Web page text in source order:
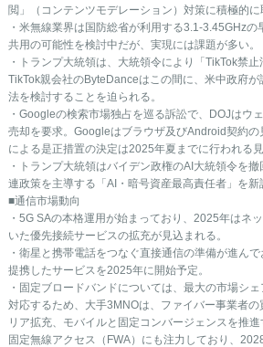
閲」（コンテンツモデレーション）対策に積極的に
・米無線業界は国防総省が利用する3.1-3.45GHz
共用の可能性を検討中だが、実現には課題が多い。
・トランプ大統領は、大統領令により「TikTok禁止
TikTok親会社のByteDanceはこの間に、米中政府
法を検討することを迫られる。
・Googleの検索市場独占を巡る訴訟で、DOJはウ
売却を要求。Googleはブラウザ及びAndroid契約
による是正措置の決定は2025年夏までに行われる見
・トランプ大統領はバイデン政権のAI大統領令を
連政策を主導する「AI・暗号資産最高責任者」を新
■通信市場動向
・5G SAの本格運用が始まっており、2025年はネ
いた優先接続サービスの拡充が見込まれる。
・衛星と携帯電話をつなぐ直接通信の準備が進ん
提携したサービスを2025年に開始予定。
・固定ブロードバンドについては、最大の市場シ
対応するため、大手3MNOは、ファイバー事業者の
リア拡充、モバイルと固定コンバージェンスを推
固定無線アクセス（FWA）にも注力しており、